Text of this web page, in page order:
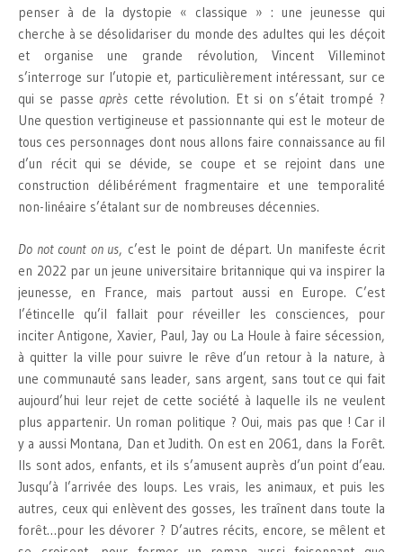
penser à de la dystopie « classique » : une jeunesse qui
cherche à se désolidariser du monde des adultes qui les déçoit
et organise une grande révolution, Vincent Villeminot
s’interroge sur l’utopie et, particulièrement intéressant, sur ce
qui se passeaprès cette révolution. Et si on s’était trompé ?
Une question vertigineuse et passionnante qui est le moteur de
tous ces personnages dont nous allons faire connaissance au fil
d’un récit qui se dévide, se coupe et se rejoint dans une
construction délibérément fragmentaire et une temporalité
non-linéaire s’étalant sur de nombreuses décennies.
Do not count on us, c’est le point de départ. Un manifeste écrit
en 2022 par un jeune universitaire britannique qui va inspirer la
jeunesse, en France, mais partout aussi en Europe. C’est
l’étincelle qu’il fallait pour réveiller les consciences, pour
inciter Antigone, Xavier, Paul, Jay ou La Houle à faire sécession,
à quitter la ville pour suivre le rêve d’un retour à la nature, à
une communauté sans leader, sans argent, sans tout ce qui fait
aujourd’hui leur rejet de cette société à laquelle ils ne veulent
plus appartenir. Un roman politique ? Oui, mais pas que ! Car il
y a aussi Montana, Dan et Judith. On est en 2061, dans la Forêt.
Ils sont ados, enfants, et ils s’amusent auprès d’un point d’eau.
Jusqu’à l’arrivée des loups. Les vrais, les animaux, et puis les
autres, ceux qui enlèvent des gosses, les traînent dans toute la
forêt…pour les dévorer ? D’autres récits, encore, se mêlent et